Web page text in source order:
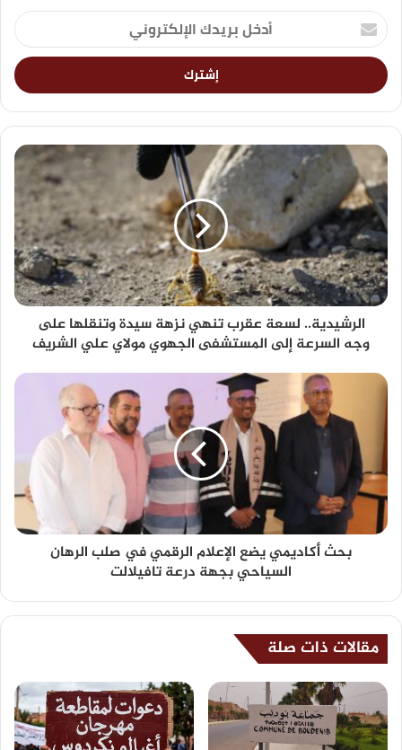
الرشيدية.. لسعة عقرب تنهي نزهة سيدة وتنقلها على
وجه السرعة إلى المستشفى الجهوي مولاي علي الشريف
بحث أكاديمي يضع الإعلام الرقمي في صلب الرهان
السياحي بجهة درعة تافيلالت
مقالات ذات صلة